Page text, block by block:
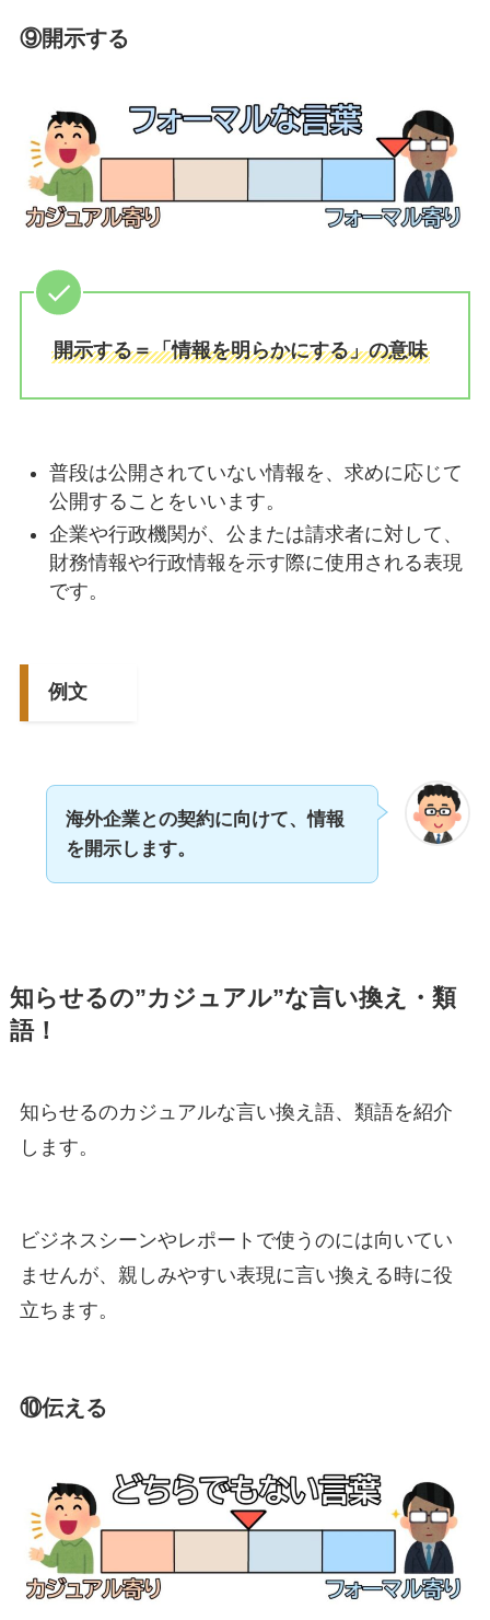
⑨開示する
開示する＝「情報を明らかにする」の意味
普段は公開されていない情報を、求めに応じて
公開することをいいます。
企業や行政機関が、公または請求者に対して、
財務情報や行政情報を示す際に使用される表現
です。
例文
海外企業との契約に向けて、情報
を開示します。
知らせるの”カジュアル”な言い換え・類
語！
知らせるのカジュアルな言い換え語、類語を紹介
します。
ビジネスシーンやレポートで使うのには向いてい
ませんが、親しみやすい表現に言い換える時に役
立ちます。
⑩伝える